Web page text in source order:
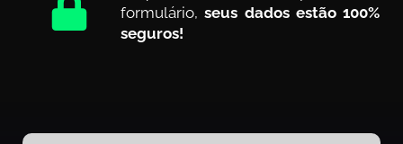
formulário, seus dados estão 100%
seguros!